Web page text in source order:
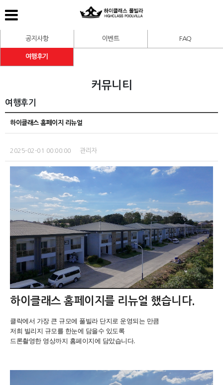
공지사항 이벤트 FAQ
여행후기
커뮤니티
여행후기
하이클래스 홈페이지 리뉴얼
2025-02-01 00:00:00 관리자
하이클래스 홈페이지를 리뉴얼 했습니다.
클락에서 가장 큰 규모에 풀빌라 단지로 운영되는 만큼
저희 빌리지 규모를 한눈에 담을수 있도록
드론촬영한 영상까지 홈페이지에 담았습니다.